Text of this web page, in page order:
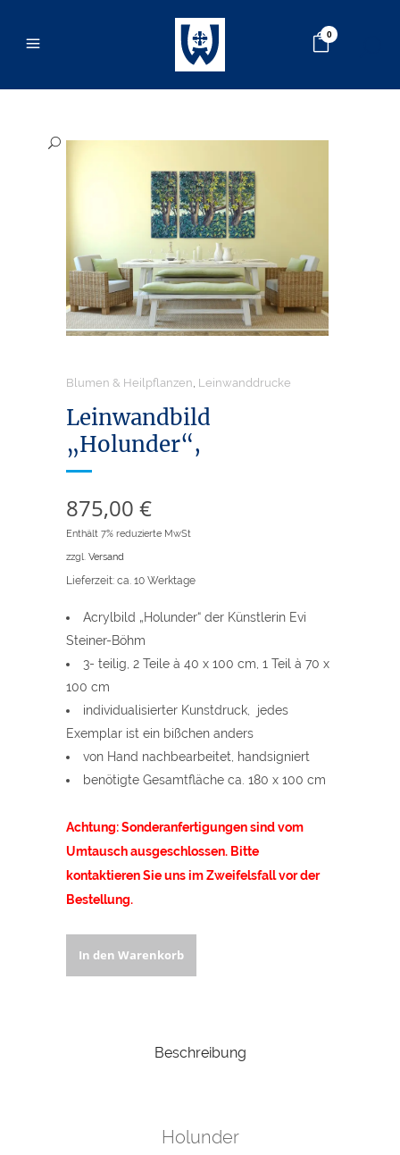
0
Blumen & Heilpflanzen, Leinwanddrucke
Leinwandbild
„Holunder“,
875,00 €
Enthält 7% reduzierte MwSt
zzgl. Versand
Lieferzeit: ca. 10 Werktage
Acrylbild „Holunder“ der Künstlerin Evi
Steiner-Böhm
3- teilig, 2 Teile à 40 x 100 cm, 1 Teil à 70 x
100 cm
individualisierter Kunstdruck, jedes
Exemplar ist ein bißchen anders
von Hand nachbearbeitet, handsigniert
benötigte Gesamtfläche ca. 180 x 100 cm
Achtung: Sonderanfertigungen sind vom
Umtausch ausgeschlossen. Bitte
kontaktieren Sie uns im Zweifelsfall vor der
Bestellung.
Leinwandbild
In den Warenkorb
Beschreibung
Holunder